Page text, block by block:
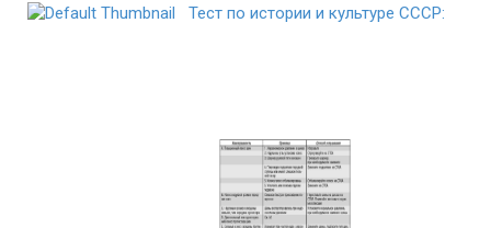
Тест по истории и культуре СССР: